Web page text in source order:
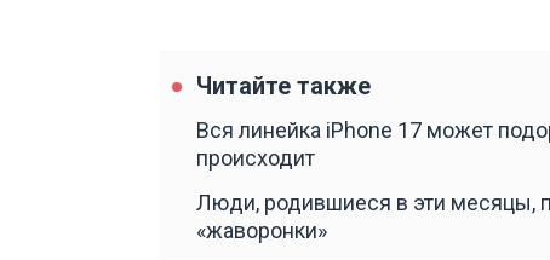
Читайте также
Вся линейка iPhone 17 может
происходит
Люди, родившиеся в эти месяцы,
«жаворонки»